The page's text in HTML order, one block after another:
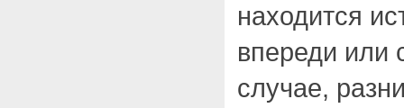
находится
впереди или
случае,